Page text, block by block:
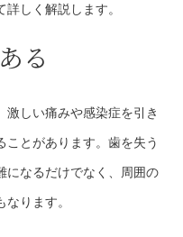
しく解説します。
る
激しい痛みや感染症を引き
ことがあります。歯を失う
になるだけでなく、周囲の
ります。